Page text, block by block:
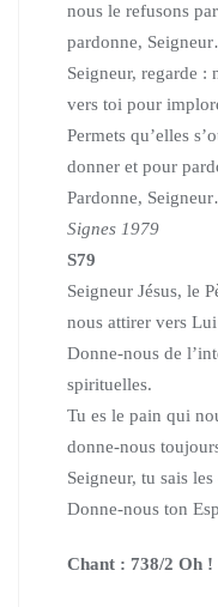
nous le refusons
pardonne,
Seigneur, regarde :
vers toi pour
Permets qu’elles
donner et pour
Pardonne,
Signes 1979
S79
Seigneur Jésus, le
nous attirer vers
Donne-nous de
spirituelles.
Tu es le pain qui
donne-nous
Seigneur, tu sais
Donne-nous ton
Chant : 738/2 Oh